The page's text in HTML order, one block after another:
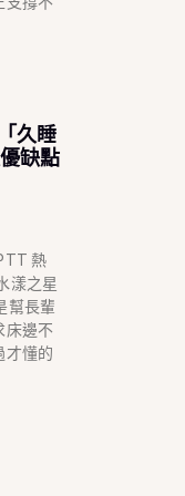
久睡
缺點
熱
漾之星
幫長輩
床邊不
才懂的